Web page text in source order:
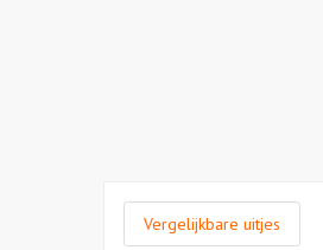
Vergelijkbare uitjes